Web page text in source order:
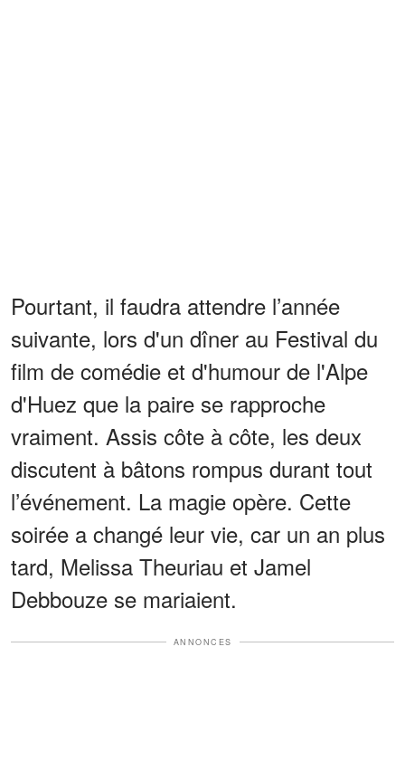
Pourtant, il faudra attendre l’année
suivante, lors d'un dîner au Festival du
film de comédie et d'humour de l'Alpe
d'Huez que la paire se rapproche
vraiment. Assis côte à côte, les deux
discutent à bâtons rompus durant tout
l’événement. La magie opère. Cette
soirée a changé leur vie, car un an plus
tard, Melissa Theuriau et Jamel
Debbouze se mariaient.
ANNONCES